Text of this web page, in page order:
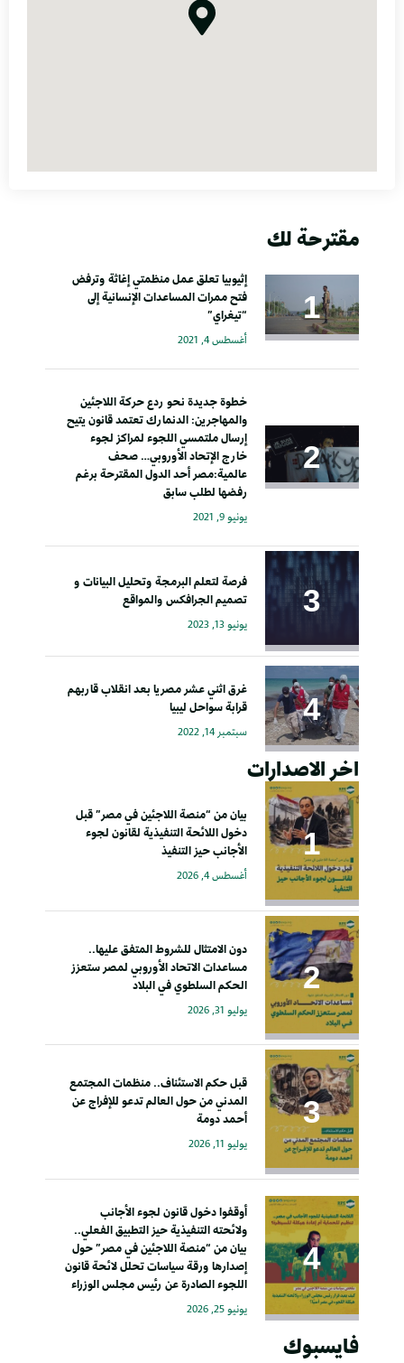
مقترحة لك
إثيوبيا تعلق عمل منظمتي إغاثة وترفض
فتح ممرات المساعدات الإنسانية إلى
“تيغراي”
أغسطس 4, 2021
خطوة جديدة نحو ردع حركة اللاجئين
والمهاجرين: الدنمارك تعتمد قانون يتيح
إرسال ملتمسي اللجوء لمراكز لجوء
خارج الإتحاد الأوروبي… صحف
عالمية:مصر أحد الدول المقترحة برغم
رفضها لطلب سابق
يونيو 9, 2021
فرصة لتعلم البرمجة وتحليل البيانات و
تصميم الجرافكس والمواقع
يونيو 13, 2023
غرق اثني عشر مصريا بعد انقلاب قاربهم
قرابة سواحل ليبيا
سبتمبر 14, 2022
اخر الاصدارات
بيان من “منصة اللاجئين في مصر” قبل
دخول اللائحة التنفيذية لقانون لجوء
الأجانب حيز التنفيذ
أغسطس 4, 2026
دون الامتثال للشروط المتفق عليها..
مساعدات الاتحاد الأوروبي لمصر ستعزز
الحكم السلطوي في البلاد
يوليو 31, 2026
قبل حكم الاستئناف.. منظمات المجتمع
المدني من حول العالم تدعو للإفراج عن
أحمد دومة
يوليو 11, 2026
أوقفوا دخول قانون لجوء الأجانب
ولائحته التنفيذية حيز التطبيق الفعلي..
بيان من “منصة اللاجئين في مصر” حول
إصدارها ورقة سياسات تحلل لائحة قانون
اللجوء الصادرة عن رئيس مجلس الوزراء
يونيو 25, 2026
فايسبوك